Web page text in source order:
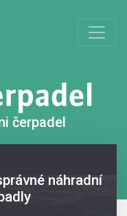
čerpadel
náhradní